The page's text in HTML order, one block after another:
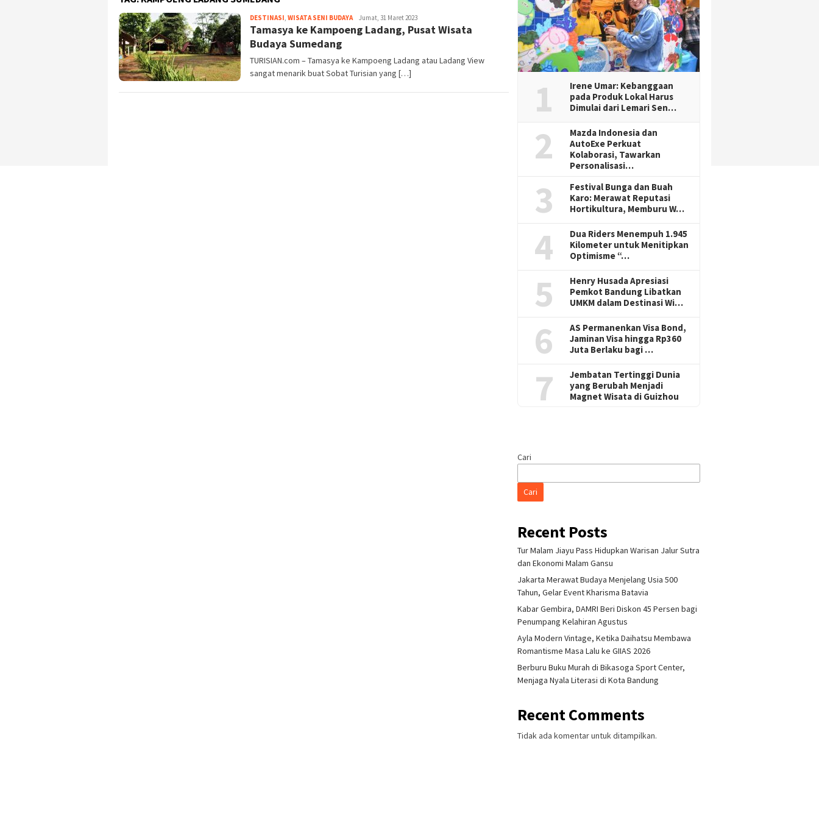
DESTINASI, WISATA SENI BUDAYAIwan
Gunawan
Jumat, 31 Maret 2023
Tamasya ke Kampoeng Ladang, Pusat Wisata
Budaya Sumedang
TURISIAN.com – Tamasya ke Kampoeng Ladang atau Ladang View
sangat menarik buat Sobat Turisian yang […]
1
Irene Umar: Kebanggaan
pada Produk Lokal Harus
Dimulai dari Lemari Sen…
2
Mazda Indonesia dan
AutoExe Perkuat
Kolaborasi, Tawarkan
Personalisasi…
3
Festival Bunga dan Buah
Karo: Merawat Reputasi
Hortikultura, Memburu W…
4
Dua Riders Menempuh 1.945
Kilometer untuk Menitipkan
Optimisme “…
5
Henry Husada Apresiasi
Pemkot Bandung Libatkan
UMKM dalam Destinasi Wi…
6
AS Permanenkan Visa Bond,
Jaminan Visa hingga Rp360
Juta Berlaku bagi …
7
Jembatan Tertinggi Dunia
yang Berubah Menjadi
Magnet Wisata di Guizhou
Cari
Cari
Recent Posts
Tur Malam Jiayu Pass Hidupkan Warisan Jalur Sutra
dan Ekonomi Malam Gansu
Jakarta Merawat Budaya Menjelang Usia 500
Tahun, Gelar Event Kharisma Batavia
Kabar Gembira, DAMRI Beri Diskon 45 Persen bagi
Penumpang Kelahiran Agustus
Ayla Modern Vintage, Ketika Daihatsu Membawa
Romantisme Masa Lalu ke GIIAS 2026
Berburu Buku Murah di Bikasoga Sport Center,
Menjaga Nyala Literasi di Kota Bandung
Recent Comments
Tidak ada komentar untuk ditampilkan.